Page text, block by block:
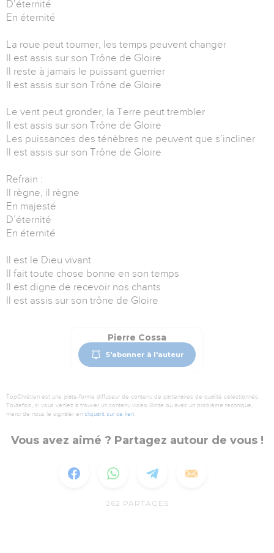
D’éternité
En éternité
La roue peut tourner, les temps peuvent changer
Il est assis sur son Trône de Gloire
Il reste à jamais le puissant guerrier
Il est assis sur son Trône de Gloire
Le vent peut gronder, la Terre peut trembler
Il est assis sur son Trône de Gloire
Les puissances des ténèbres ne peuvent que s’incliner
Il est assis sur son Trône de Gloire
Refrain :
Il règne, il règne
En majesté
D’éternité
En éternité
Il est le Dieu vivant
Il fait toute chose bonne en son temps
Il est digne de recevoir nos chants
Il est assis sur son trône de Gloire
Pierre Cossa
S'abonner à l'auteur
TopChrétien est une plate-forme diffuseur de contenu de partenaires de qualité sélectionnés.
Toutefois, si vous veniez à trouver un contenu vidéo illicite ou avec un problème technique,
merci de nous le signaler en cliquant sur ce lien.
Vous avez aimé ? Partagez autour de vous !
262 PARTAGES